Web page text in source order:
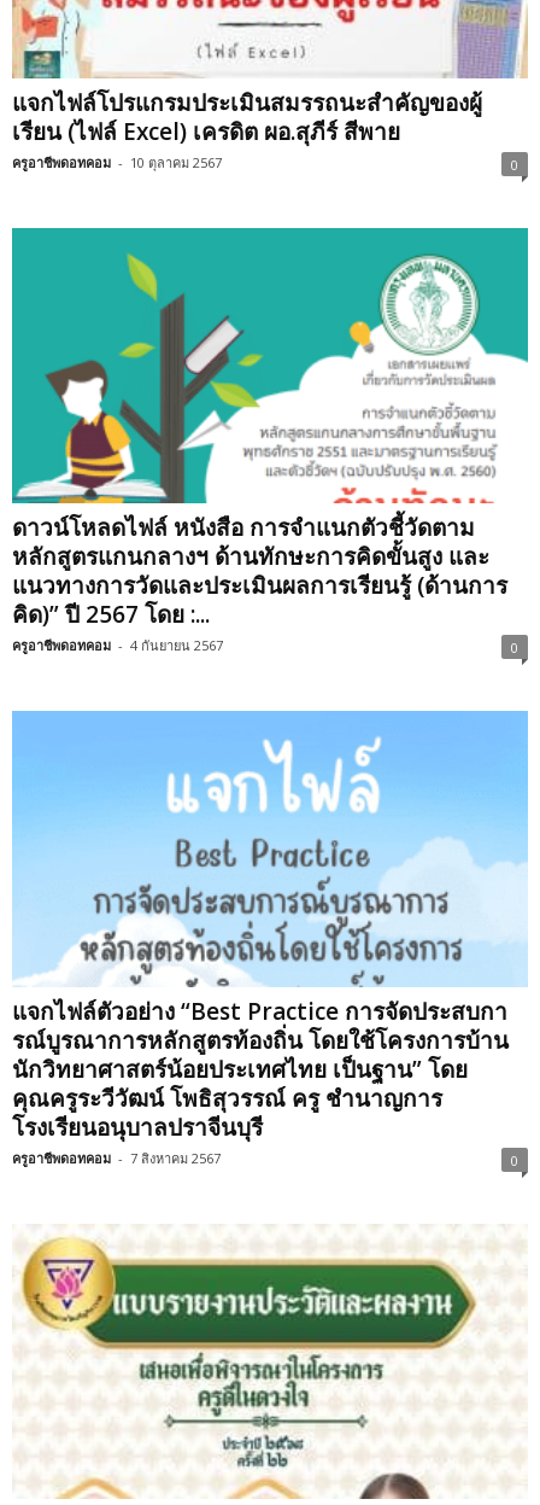
แจกไฟล์โปรแกรมประเมินสมรรถนะสำคัญของผู้
เรียน (ไฟล์ Excel) เครดิต ผอ.สุภีร์ สีพาย
ครูอาชีพดอทคอม - 10 ตุลาคม 2567 0
ดาวน์โหลดไฟล์ หนังสือ การจำแนกตัวชี้วัดตาม
หลักสูตรแกนกลางฯ ด้านทักษะการคิดขั้นสูง และ
แนวทางการวัดและประเมินผลการเรียนรู้ (ด้านการ
คิด)” ปี 2567 โดย :...
ครูอาชีพดอทคอม - 4 กันยายน 2567 0
แจกไฟล์ตัวอย่าง “Best Practice การจัดประสบกา
รณ์บูรณาการหลักสูตรท้องถิ่น โดยใช้โครงการบ้าน
นักวิทยาศาสตร์น้อยประเทศไทย เป็นฐาน” โดย
คุณครูระวีวัฒน์ โพธิสุวรรณ์ ครู ชำนาญการ
โรงเรียนอนุบาลปราจีนบุรี
ครูอาชีพดอทคอม - 7 สิงหาคม 2567 0